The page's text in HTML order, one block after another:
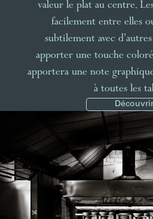
valeur le plat au centre.
facilement entre elles
subtilement avec
apporter une touche
apportera une note
à toutes les
Découvrir